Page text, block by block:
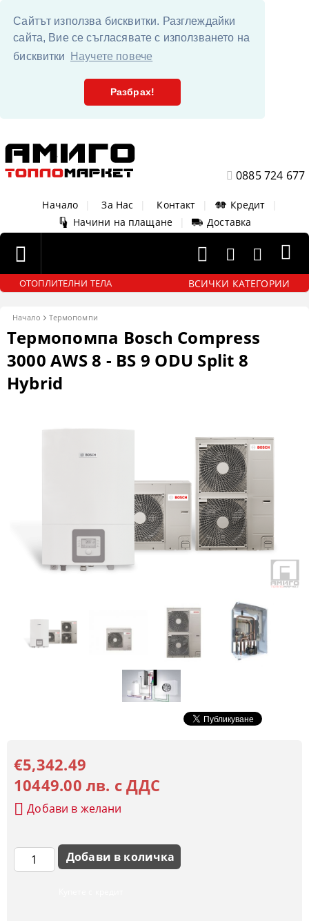
Сайтът използва бисквитки. Разглеждайки
сайта, Вие се съгласявате с използването на
бисквитки
Научете повече
Разбрах!
0885 724 677
Начало За Нас Контакт Кредит
Начини на плащане
Доставка
ОТОПЛИТЕЛНИ ТЕЛА ВСИЧКИ КАТЕГОРИИ
Начало Термопомпи
Tермопомпа Bosch Compress
3000 AWS 8 - BS 9 ODU Split 8
Hybrid
€5,342.49
10449.00 лв. с ДДС
Добави в желани